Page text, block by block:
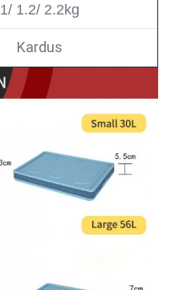
1/ 1.2/ 2.2kg
Kardus